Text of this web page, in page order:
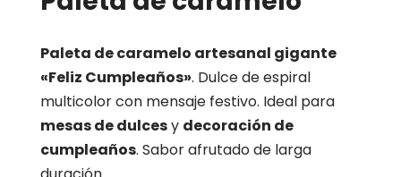
Paleta de caramelo artesanal gigante
«Feliz Cumpleaños». Dulce de espiral
multicolor con mensaje festivo. Ideal para
mesas de dulcesy decoración de
cumpleaños. Sabor afrutado de larga